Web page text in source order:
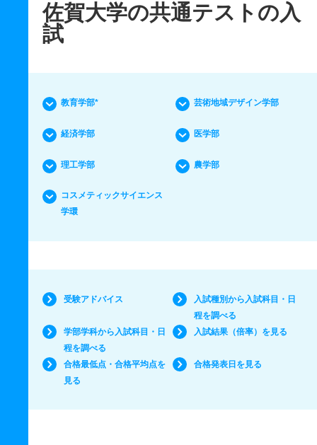
佐賀大学の共通テストの入
試
教育学部* 芸術地域デザイン学部
経済学部 医学部
理工学部 農学部
コスメティックサイエンス
学環
受験アドバイス
入試種別から入試科目・日
程を調べる
学部学科から入試科目・日
程を調べる
入試結果（倍率）を見る
合格最低点・合格平均点を
見る
合格発表日を見る